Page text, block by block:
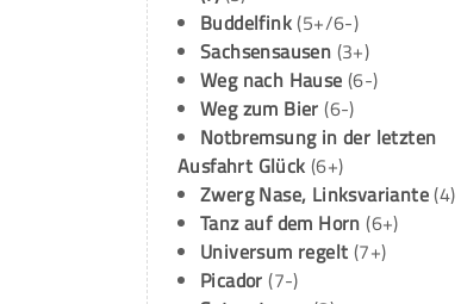
Buddelfink(5+/6-)
Sachsensausen (3+)
Weg nach Hause (6-)
Weg zum Bier (6-)
Notbremsung in der letzten
Ausfahrt Glück (6+)
Zwerg Nase, Linksvariante(4)
Tanz auf dem Horn (6+)
Universum regelt (7+)
Picador (7-)